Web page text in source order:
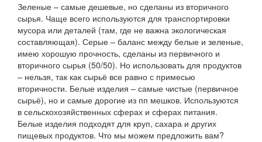
Зеленые – самые дешевые, но сделаны из вторичного
сырья. Чаще всего используются для транспортировки
мусора или деталей (там, где не важна экологическая
составляющая). Серые – баланс между белые и зеленые,
имею хорошую прочность, сделаны из первичного и
вторичного сырья (50/50). Но использовать для продуктов
– нельзя, так как сырьё все равно с примесью
вторичности. Белые изделия – самые чистые (первичное
сырьё), но и самые дорогие из пп мешков. Используются
в сельскохозяйственных сферах и сферах питания.
Белые изделия подходят для круп, сахара и других
пищевых продуктов. Что мы можем предложить вам?